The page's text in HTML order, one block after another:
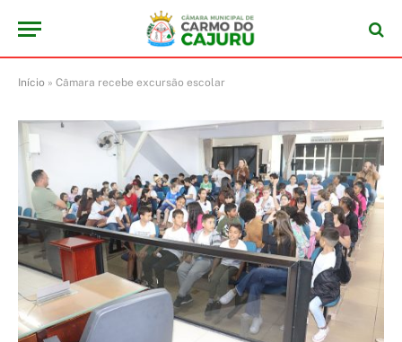
Início » Câmara recebe excursão escolar